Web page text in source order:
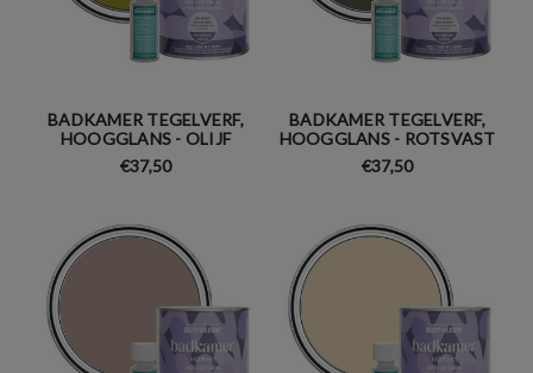
BADKAMER TEGELVERF,
HOOGGLANS - OLIJF
€37,50
BADKAMER TEGELVERF,
HOOGGLANS - ROTSVAST
€37,50